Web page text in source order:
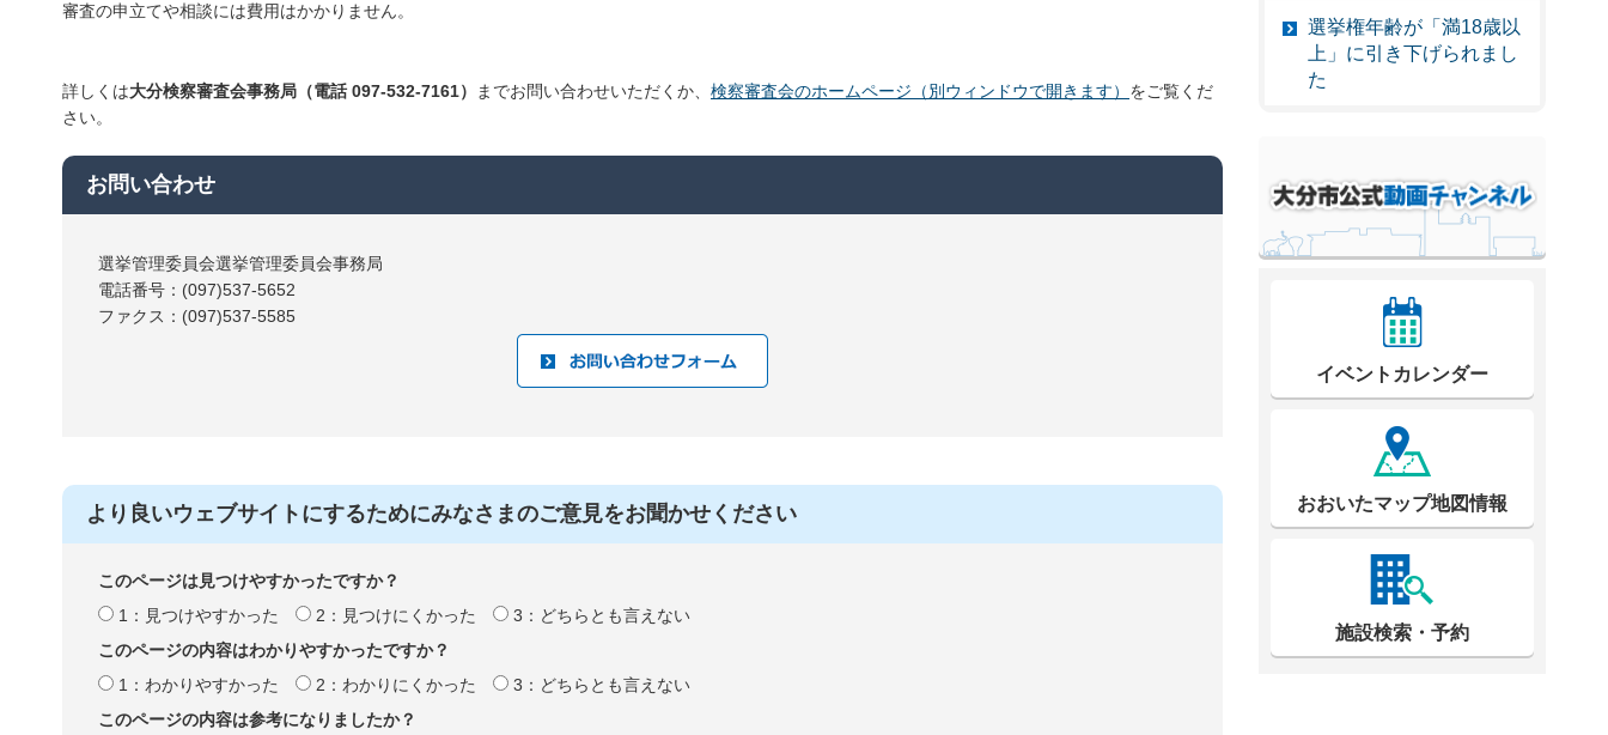
審査の申立てや相談には費用はかかりません。
詳しくは大分検察審査会事務局（電話 097-532-7161） までお問い合わせいただくか、 検察審査会のホームページ（別ウィンドウで開きます） をご覧くだ
さい。
お問い合わせ
選挙管理委員会選挙管理委員会事務局
電話番号：(097)537-5652
ファクス：(097)537-5585
より良いウェブサイトにするためにみなさまのご意見をお聞かせください
このページは見つけやすかったですか？
1：見つけやすかった
2：見つけにくかった
3：どちらとも言えない
このページの内容はわかりやすかったですか？
1：わかりやすかった
2：わかりにくかった
3：どちらとも言えない
このページの内容は参考になりましたか？
選挙権年齢が「満18歳以
上」に引き下げられまし
た
イベントカレンダー
おおいたマップ地図情報
施設検索・予約